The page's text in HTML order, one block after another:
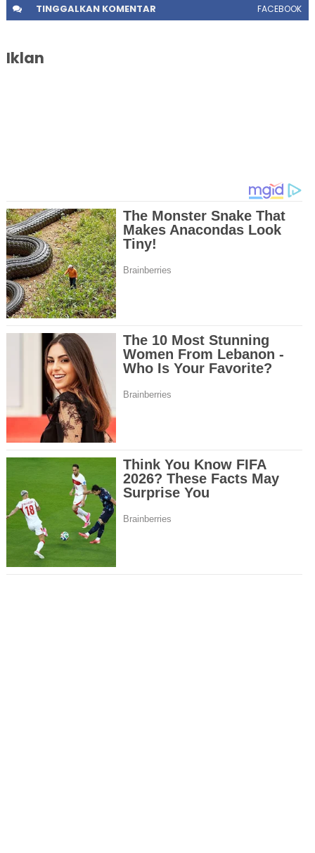
TINGGALKANKOMENTAR FACEBOOK
Iklan